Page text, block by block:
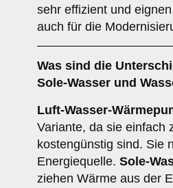
sehr effizient und
auch für die
Was sind die
Sole-Wasser und
Luft-Wasser-
Variante, da sie einfach
kostengünstig sind. Sie
Energiequelle. Sole-
ziehen Wärme aus der